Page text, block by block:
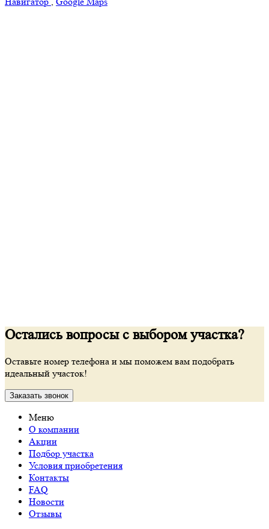
Остались вопросы с выбором участка?
Оставьте номер телефона и мы поможем вам подобрать
идеальный участок!
Заказать звонок
Меню
О компании
Акции
Подбор участка
Условия приобретения
Контакты
FAQ
Новости
Отзывы